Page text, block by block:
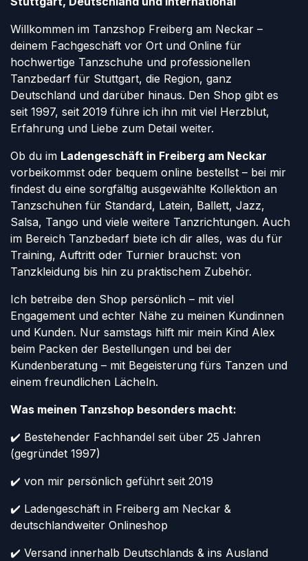
Willkommen im Tanzshop Freiberg am Neckar –
deinem Fachgeschäft vor Ort und Online für
hochwertige Tanzschuhe und professionellen
Tanzbedarf für Stuttgart, die Region, ganz
Deutschland und darüber hinaus. Den Shop gibt es
seit 1997, seit 2019 führe ich ihn mit viel Herzblut,
Erfahrung und Liebe zum Detail weiter.
Ob du im Ladengeschäft in Freiberg am Neckar
vorbeikommst oder bequem online bestellst – bei mir
findest du eine sorgfältig ausgewählte Kollektion an
Tanzschuhen für Standard, Latein, Ballett, Jazz,
Salsa, Tango und viele weitere Tanzrichtungen. Auch
im Bereich Tanzbedarf biete ich dir alles, was du für
Training, Auftritt oder Turnier brauchst: von
Tanzkleidung bis hin zu praktischem Zubehör.
Ich betreibe den Shop persönlich – mit viel
Engagement und echter Nähe zu meinen Kundinnen
und Kunden. Nur samstags hilft mir mein Kind Alex
beim Packen der Bestellungen und bei der
Kundenberatung – mit Begeisterung fürs Tanzen und
einem freundlichen Lächeln.
Was meinen Tanzshop besonders macht:
✔️ Bestehender Fachhandel seit über 25 Jahren
(gegründet 1997)
✔️ von mir persönlich geführt seit 2019
✔️ Ladengeschäft in Freiberg am Neckar &
deutschlandweiter Onlineshop
✔️ Versand innerhalb Deutschlands & ins Ausland